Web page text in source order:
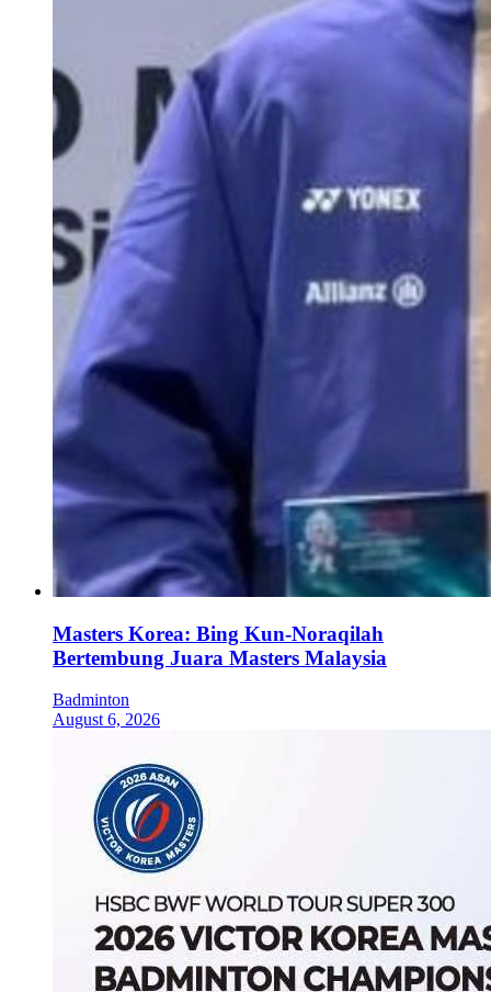
Masters Korea: Bing Kun-Noraqilah
Bertembung Juara Masters Malaysia
Badminton
August 6, 2026